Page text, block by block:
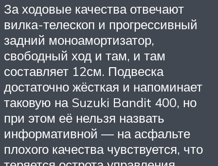
За ходовые качества отвечают
вилка-телескоп и прогрессивный
задний моноамортизатор,
свободный ход и там, и там
составляет 12см. Подвеска
достаточно жёсткая и напоминает
таковую на Suzuki Bandit 400, но
при этом её нельзя назвать
информативной — на асфальте
плохого качества чувствуется, что